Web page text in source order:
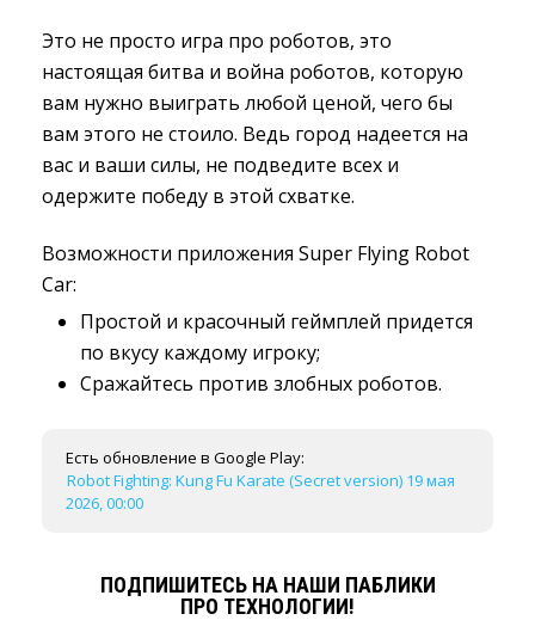
Это не просто игра про роботов, это
настоящая битва и война роботов, которую
вам нужно выиграть любой ценой, чего бы
вам этого не стоило. Ведь город надеется на
вас и ваши силы, не подведите всех и
одержите победу в этой схватке.
Возможности приложения Super Flying Robot
Car:
Простой и красочный геймплей придется
по вкусу каждому игроку;
Сражайтесь против злобных роботов.
Есть обновление в Google Play:
Robot Fighting: Kung Fu Karate (Secret version) 19 мая
2026, 00:00
ПОДПИШИТЕСЬ НА НАШИ ПАБЛИКИ
ПРО ТЕХНОЛОГИИ!